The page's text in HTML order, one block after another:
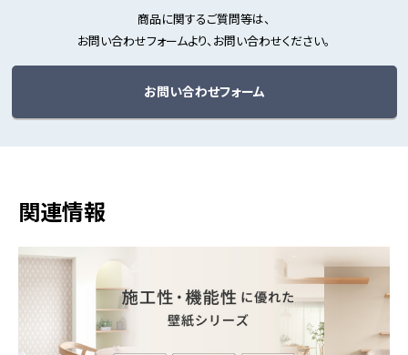
商品に関するご質問等は、
お問い合わせフォームより、お問い合わせください。
お問い合わせフォーム
関連情報